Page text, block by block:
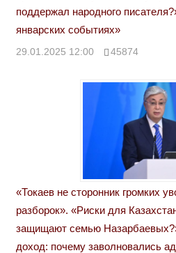
поддержал народного
январских событиях»
29.01.2025 12:00 45874
«Токаев не сторонник громких
разборок». «Риски для
защищают семью
доход: почему заволновались